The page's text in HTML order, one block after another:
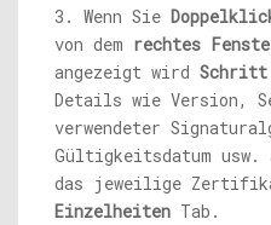
3. Wenn Sie
von dem rechtes
angezeigt wird Schritt
Details wie Version,
verwendeter
Gültigkeitsdatum
das jeweilige
Einzelheiten Tab.